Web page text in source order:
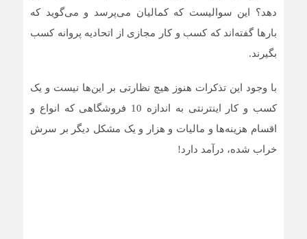
دهد؟ این سوالیست که کمالیان می‌پرسد و می‌گوید که
بارها گفته‌اند که کسب و کار مجازی از اتحادیه پروانه کسب
بگیرند.
با وجود این تذکرات هنوز هیچ نظارتی بر این‌ها نیست و یک
کسب و کار اینترنتی به اندازه 10 فروشگاهی که انواع و
اقسام هزینه‌ها و مالیات و هزار و یک مشکل دیگر بر سرش
خراب شده، درآمد دارد!